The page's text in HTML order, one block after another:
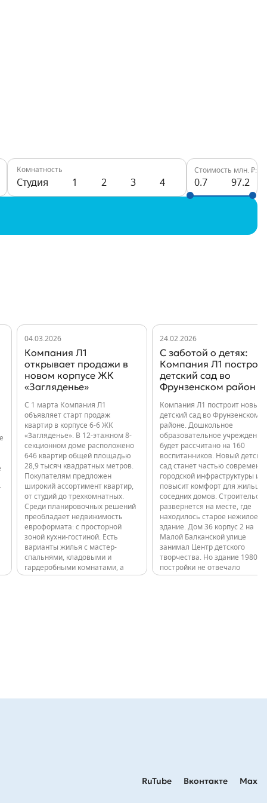
Комнатность
Студия 1 2 3 4
Стоимость млн. ₽:
0.7 97.2
04.03.2026
Компания Л1
открывает продажи в
новом корпусе ЖК
«Загляденье»
С 1 марта Компания Л1
объявляет старт продаж
квартир в корпусе 6-6 ЖК
«Загляденье». В 12-этажном 8-
секционном доме расположено
646 квартир общей площадью
28,9 тысяч квадратных метров.
Покупателям предложен
широкий ассортимент квартир,
от студий до трехкомнатных.
Среди планировочных решений
преобладает недвижимость
евроформата: с просторной
зоной кухни-гостиной. Есть
варианты жилья с мастер-
спальнями, кладовыми и
гардеробными комнатами, а
также ситихаусы: квартиры на
24.02.2026
С заботой о детях:
Компания Л1
детский сад во
Фрунзенском район
Компания Л1 построит новый
детский сад во Фрунзенском
районе. Дошкольное
образовательное учреждение
будет рассчитано на 160
воспитанников. Новый
сад станет частью
городской инфраструктуры и
повысит комфорт для жильцов
соседних домов.
развернется на месте, где
находилось старое нежилое
здание. Дом 36 корпус 2 на
Малой Балканской улице
занимал Центр детского
творчества. Но здание 1980
постройки не отвечало
современным требованиям
RuTube Вконтакте Max